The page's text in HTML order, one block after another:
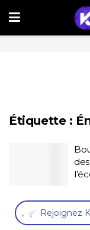
Étiquette :
, Rejoignez